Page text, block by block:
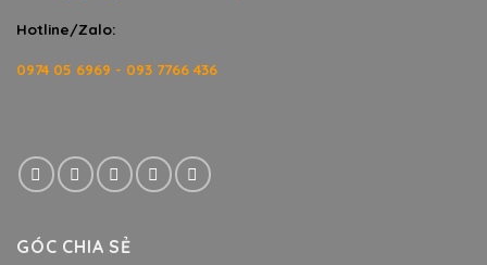
Hotline/Zalo:
0974 05 6969 - 093 7766 436
GÓC CHIA SẺ